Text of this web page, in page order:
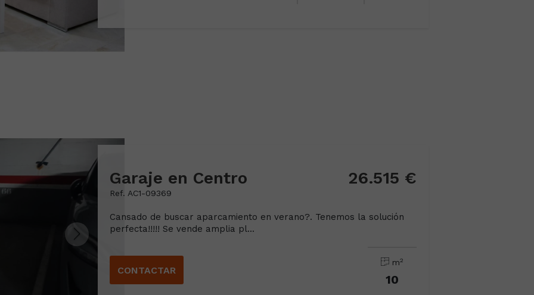
Garaje en Centro
Ref. AC1-09369
26.515 €
Cansado de buscar aparcamiento en verano?. Tenemos la solución
perfecta!!!!! Se vende amplia pl...
CONTACTAR
m2
10